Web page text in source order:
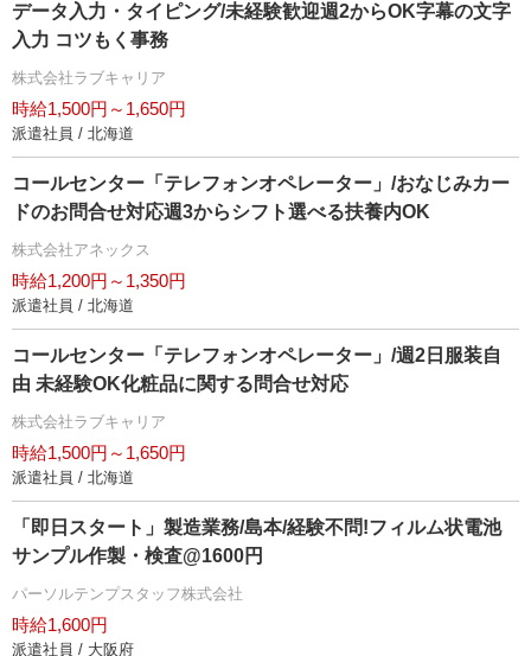
データ入力・タイピング/未経験歓迎週2からOK字幕の文字
入力 コツもく事務
株式会社ラブキャリア
時給1,500円～1,650円
派遣社員 / 北海道
コールセンター「テレフォンオペレーター」/おなじみカー
ドのお問合せ対応週3からシフト選べる扶養内OK
株式会社アネックス
時給1,200円～1,350円
派遣社員 / 北海道
コールセンター「テレフォンオペレーター」/週2日服装自
由 未経験OK化粧品に関する問合せ対応
株式会社ラブキャリア
時給1,500円～1,650円
派遣社員 / 北海道
「即日スタート」製造業務/島本/経験不問!フィルム状電池
サンプル作製・検査@1600円
パーソルテンプスタッフ株式会社
時給1,600円
派遣社員 / 大阪府